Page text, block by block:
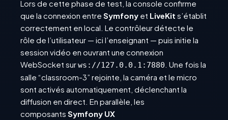
Lors de cette phase de test, la console confirme
que la connexion entre Symfony et LiveKit s’établit
correctement en local. Le contrôleur détecte le
rôle de l’utilisateur — ici l’enseignant — puis initie la
session vidéo en ouvrant une connexion
WebSocket surws://127.0.0.1:7880 . Une fois la
salle “classroom-3” rejointe, la caméra et le micro
sont activés automatiquement, déclenchant la
diffusion en direct. En parallèle, les
composants Symfony UX